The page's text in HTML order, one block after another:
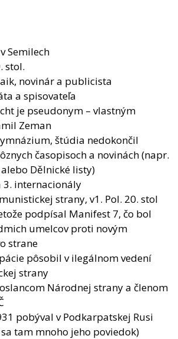
Semilech
stol.
novinár a publicista
a spisovateľa
je pseudonym – vlastným
Zeman
štúdia nedokončil
časopisoch a novinách (napr.
Dělnické listy)
3. internacionály
strany, v1. Pol. 20. stol
podpísal Manifest 7, čo bol
umelcov proti novým
strane
pôsobil v ilegálnom vedení
strany
Národnej strany a členom
pobýval v Podkarpatskej Rusi
tam mnoho jeho poviedok)